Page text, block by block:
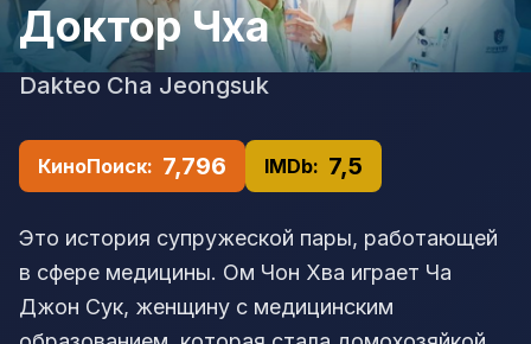
Доктор Чха
Dakteo Cha Jeongsuk
КиноПоиск: 7,796 IMDb: 7,5
Это история супружеской пары, работающей
в сфере медицины. Ом Чон Хва играет Ча
Джон Сук, женщину с медицинским